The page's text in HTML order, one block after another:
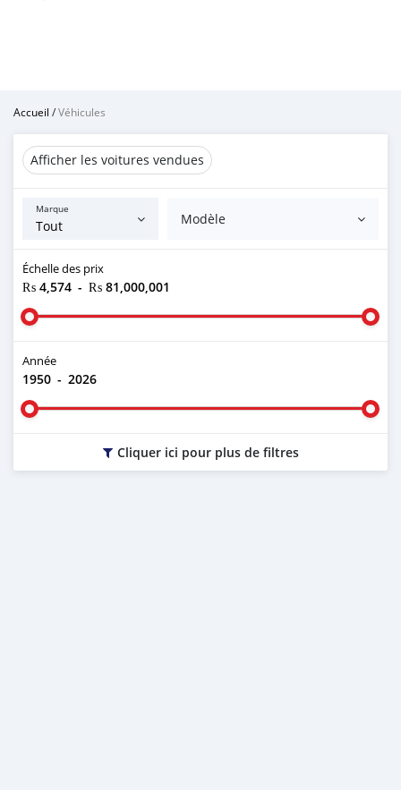
Accueil /Véhicules
Afficher les voitures vendues
Marque
Modèle
Échelle des prix
₨ 4,574 - ₨ 81,000,001
Année
1950 - 2026
Cliquer ici pour plus de filtres